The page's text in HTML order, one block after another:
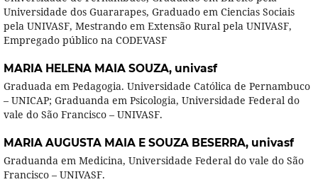
Universidade dos Guararapes, Graduado em Ciencias Sociais
pela UNIVASF, Mestrando em Extensão Rural pela UNIVASF,
Empregado público na CODEVASF
MARIA HELENA MAIA SOUZA, univasf
Graduada em Pedagogia. Universidade Católica de Pernambuco
– UNICAP; Graduanda em Psicologia, Universidade Federal do
vale do São Francisco – UNIVASF.
MARIA AUGUSTA MAIA E SOUZA BESERRA, univasf
Graduanda em Medicina, Universidade Federal do vale do São
Francisco – UNIVASF.